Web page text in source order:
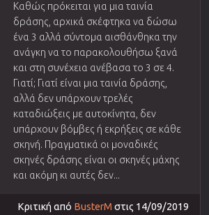
Καθώς πρόκειται για μια ταινία
δράσης, αρχικά σκέφτηκα να δώσω
ένα 3 αλλά σύντομα αισθάνθηκα την
ανάγκη να το παρακολουθήσω ξανά
και στη συνέχεια ανέβασα το 3 σε 4.
Γιατί; Γιατί είναι μια ταινία δράσης,
αλλά δεν υπάρχουν τρελές
καταδιώξεις με αυτοκίνητα, δεν
υπάρχουν βόμβες ή εκρήξεις σε κάθε
σκηνή. Πραγματικά οι μοναδικές
σκηνές δράσης είναι οι σκηνές μάχης
και ακόμη κι αυτές δεν...
Κριτική από BusterM στις 14/09/2019